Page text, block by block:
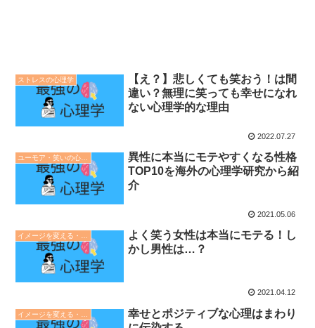
ストレスの心理学
【え？】悲しくても笑おう！は間
違い？無理に笑っても幸せになれ
ない心理学的な理由
2022.07.27
異性に本当にモテやすくなる性格
TOP10を海外の心理学研究から紹
介
2021.05.06
イメージを変える・印象操作の心理学
よく笑う女性は本当にモテる！し
かし男性は…？
2021.04.12
幸せとポジティブな心理はまわり